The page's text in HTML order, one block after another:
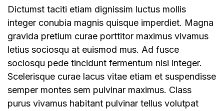
Dictumst taciti etiam dignissim luctus mollis
integer conubia magnis quisque imperdiet. Magna
gravida pretium curae porttitor maximus vivamus
letius sociosqu at euismod mus. Ad fusce
sociosqu pede tincidunt fermentum nisi integer.
Scelerisque curae lacus vitae etiam et suspendisse
semper montes sem pulvinar maximus. Class
purus vivamus habitant pulvinar tellus volutpat